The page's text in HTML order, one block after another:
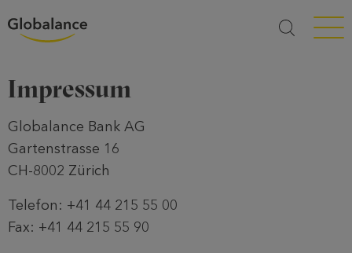
Menü
Impressum
Globalance Bank AG
Gartenstrasse 16
CH-8002 Zürich
Telefon: +41 44 215 55 00
Fax: +41 44 215 55 90